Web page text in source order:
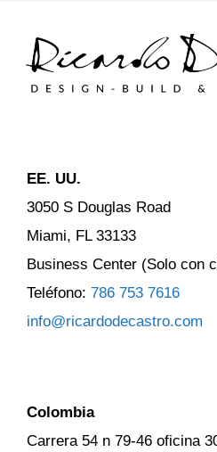
EE. UU.
3050 S Douglas Road
Miami, FL 33133
Business Center (Solo con
Teléfono: 786 753 7616
info@ricardodecastro.com
Colombia
Carrera 54 n 79-46 oficina